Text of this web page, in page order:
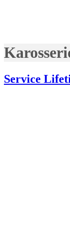
Service